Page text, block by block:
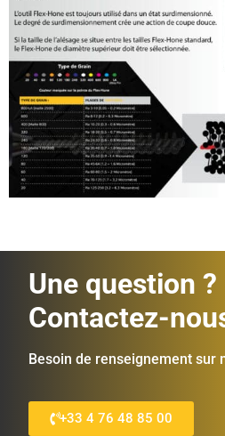
Une question ?
Contactez-
Besoin de renseignement sur
+33 4 76 48 85 00